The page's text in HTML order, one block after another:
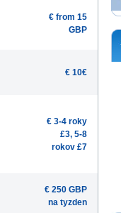
€ from 15
GBP
€ 10€
€ 3-4 roky
£3, 5-8
rokov £7
€ 250 GBP
na tyzden